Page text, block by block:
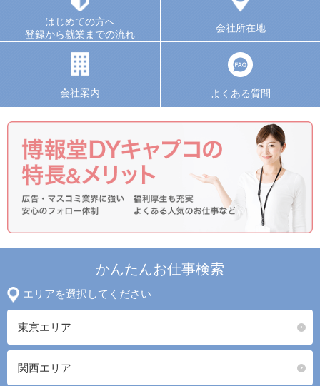
はじめての方へ
登録から就業までの流れ
会社所在地
会社案内 よくある質問
かんたんお仕事検索
エリアを選択してください
東京エリア
関西エリア